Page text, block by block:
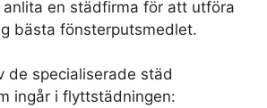
en städfirma för att utföra
bästa fönsterputsmedlet.
de specialiserade städ
ingår i flyttstädningen: